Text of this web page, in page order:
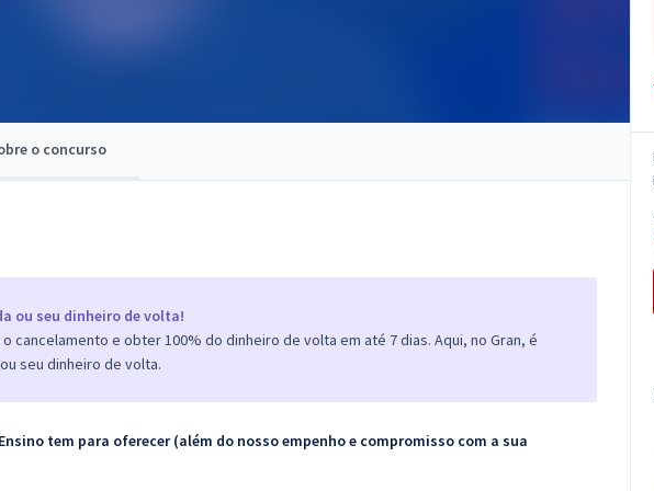
o concurso
ou seu dinheiro de volta!
cancelamento e obter 100% do dinheiro de volta em até 7 dias. Aqui, no Gran, é
seu dinheiro de volta.
tem para oferecer (além do nosso empenho e compromisso com a sua